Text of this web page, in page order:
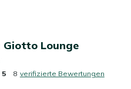
mit einem Tablett
Ihre Beine liegen gut
länger sauber und schön
Tuch und etwas grüner
und Lounge-
im Jahr gründlich zu
Giotto Lounge
5 8 verifizierte Bewertungen